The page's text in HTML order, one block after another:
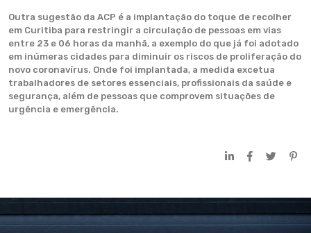
Outra sugestão da ACP é a implantação do toque de recolher
em Curitiba para restringir a circulação de pessoas em vias
entre 23 e 06 horas da manhã, a exemplo do que já foi adotado
em inúmeras cidades para diminuir os riscos de proliferação do
novo coronavírus. Onde foi implantada, a medida excetua
trabalhadores de setores essenciais, profissionais da saúde e
segurança, além de pessoas que comprovem situações de
urgência e emergência.